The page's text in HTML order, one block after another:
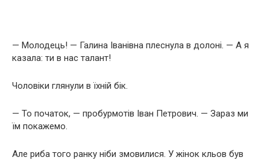
— Молодець! — Галина Іванівна плеснула в долоні. — А я
казала: ти в нас талант!
Чоловіки глянули в їхній бік.
— То початок, — пробурмотів Іван Петрович. — Зараз ми
їм покажемо.
Але риба того ранку ніби змовилися. У жінок кльов був